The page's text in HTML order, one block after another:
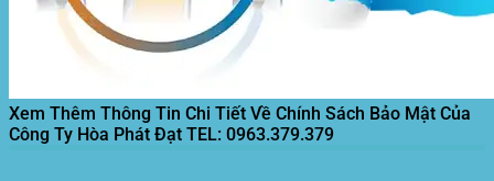
Xem Thêm Thông Tin Chi Tiết Về Chính Sách Bảo Mật Của
Công Ty Hòa Phát Đạt TEL: 0963.379.379